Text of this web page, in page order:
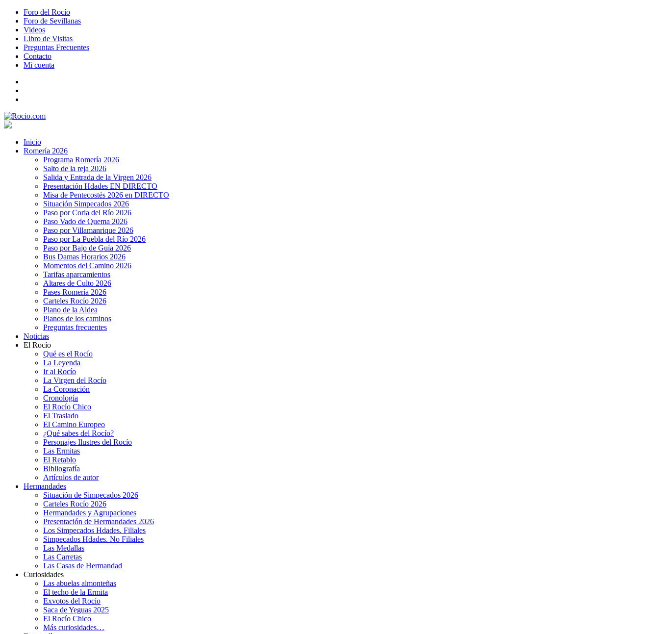
Foro del Rocío
Foro de Sevillanas
Videos
Libro de Visitas
Preguntas Frecuentes
Contacto
Mi cuenta
Inicio
Romería 2026
Programa Romería 2026
Salto de la reja 2026
Salida y Entrada de la Virgen 2026
Presentación Hdades EN DIRECTO
Misa de Pentecostés 2026 en DIRECTO
Situación Simpecados 2026
Paso por Coria del Río 2026
Paso Vado de Quema 2026
Paso por Villamanrique 2026
Paso por La Puebla del Río 2026
Paso por Bajo de Guía 2026
Bus Damas Horarios 2026
Momentos del Camino 2026
Tarifas aparcamientos
Altares de Culto 2026
Pases Romería 2026
Carteles Rocío 2026
Plano de la Aldea
Planos de los caminos
Preguntas frecuentes
Noticias
El Rocío
Qué es el Rocío
La Leyenda
Ir al Rocío
La Virgen del Rocío
La Coronación
Cronología
El Rocío Chico
El Traslado
El Camino Europeo
¿Qué sabes del Rocío?
Personajes Ilustres del Rocío
Las Ermitas
El Retablo
Bibliografía
Artículos de autor
Hermandades
Situación de Simpecados 2026
Carteles Rocío 2026
Hermandades y Agrupaciones
Presentación de Hermandades 2026
Los Simpecados Hdades. Filiales
Simpecados Hdades. No Filiales
Las Medallas
Las Carretas
Las Casas de Hermandad
Curiosidades
Las abuelas almonteñas
El techo de la Ermita
Exvotos del Rocío
Saca de Yeguas 2025
El Rocío Chico
Más curiosidades…